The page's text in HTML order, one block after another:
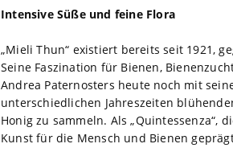
Intensive Süße und feine Flora
„Mieli Thun“ existiert bereits seit 1921,
Seine Faszination für Bienen,
Andrea Paternosters heute noch mit
unterschiedlichen Jahreszeiten
Honig zu sammeln. Als „Quintessenza“,
Kunst für die Mensch und Bienen